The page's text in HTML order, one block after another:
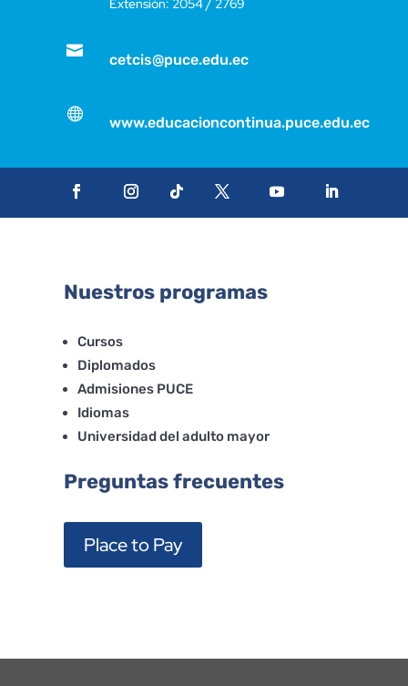
Extensión: 2054 / 2769

cetcis@puce.edu.ec

www.educacioncontinua.puce.edu.ec
Nuestros programas
Cursos
Diplomados
Admisiones PUCE
Idiomas
Universidad del adulto mayor
Preguntas frecuentes
Place to Pay